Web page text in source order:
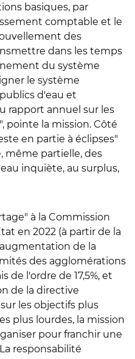
basiques, par
comptable et le
des
dans les temps
du système
le système
d'eau et
rapport annuel sur les
pointe la mission. Côté
en partie à éclipses"
même partielle, des
inquiète, au surplus,
à la Commission
tat en 2022 (à partir de la
de la
des agglomérations
de l'ordre de 17,5%, et
de la directive
les objectifs plus
plus lourdes, la mission
pour franchir une
responsabilité